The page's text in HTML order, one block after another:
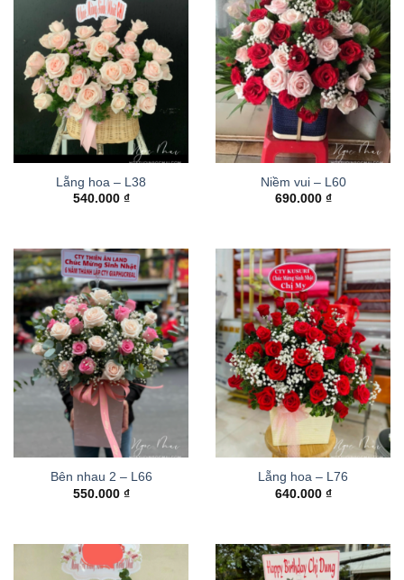
Lẵng hoa – L38
540.000 ₫
Niềm vui – L60
690.000 ₫
Bên nhau 2 – L66
550.000 ₫
Lẵng hoa – L76
640.000 ₫